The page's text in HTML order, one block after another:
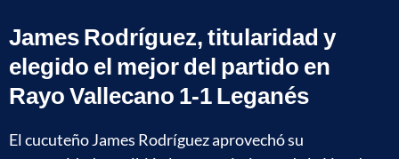
James Rodríguez, titularidad y
elegido el mejor del partido en
Rayo Vallecano 1-1 Leganés
El cucuteño James Rodríguez aprovechó su